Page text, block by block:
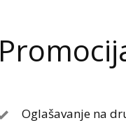
Oglašavanje na